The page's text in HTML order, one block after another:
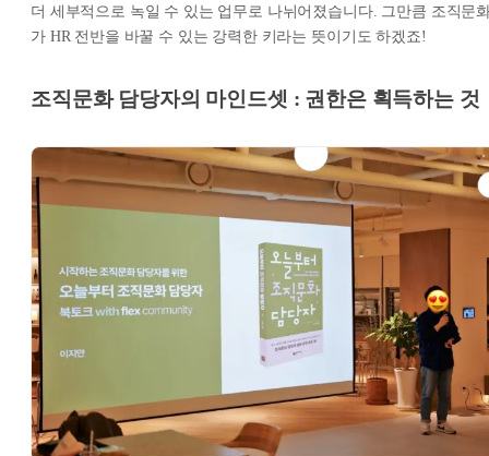
더 세부적으로 녹일 수 있는 업무로 나뉘어졌습니다. 그만큼 조직문
가 HR 전반을 바꿀 수 있는 강력한 키라는 뜻이기도 하겠죠!
조직문화 담당자의 마인드셋 : 권한은 획득하는 것